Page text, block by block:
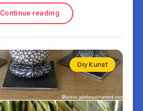
Continue reading
Diy Kunst